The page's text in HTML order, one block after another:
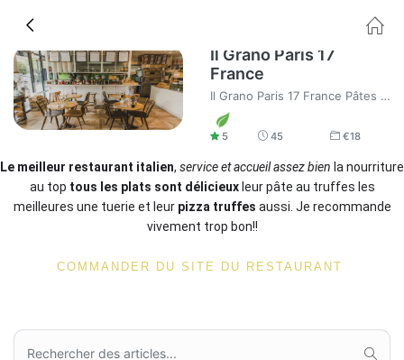
Il Grano Paris 17
France
Il Grano Paris 17 France Pâtes et pizzas romaines à la présentation créative accompagnés de vins italiens. Livraison à domicile de pizza rapide.
5 45 €18
Le meilleur restaurant italien, service et accueil assez bien la nourriture
au top tous les plats sont délicieuxleur pâte au truffes les
meilleures une tuerie et leur pizza truffes aussi. Je recommande
vivement trop bon!!
COMMANDER DU SITE DU RESTAURANT